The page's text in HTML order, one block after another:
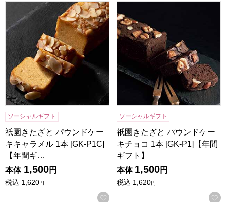
祇園きたざと パウンドケーキキャラメル 1本 [GK-P1C]【年
ソーシャルギフト
祇園きたざと パウンドケー
キキャラメル 1本 [GK-P1C]
【年間ギ…
本体 1,500円
税込 1,620円
お気に入りに登録する
ソーシャルギフト
祇園きたざと パウンドケー
キチョコ 1本 [GK-P1]【年間
ギフト】
本体 1,500円
税込 1,620円